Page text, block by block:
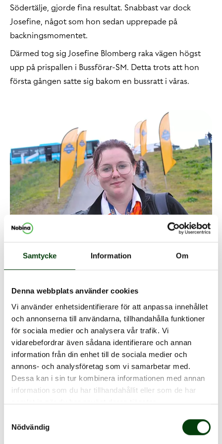
Samtycke Information Om
Denna webbplats använder cookies
Vi använder enhetsidentifierare för att anpassa innehållet
och annonserna till användarna, tillhandahålla funktioner
för sociala medier och analysera vår trafik. Vi
vidarebefordrar även sådana identifierare och annan
information från din enhet till de sociala medier och
annons- och analysföretag som vi samarbetar med.
Dessa kan i sin tur kombinera informationen med annan
information som du har tillhandahållit eller som de har
samlat in när du har använt deras tjänster.
Nödvändig
Södertälje, gjorde fina resultat. Snabbast var dock
Josefine, något som hon sedan upprepade på
backningsmomentet.
Därmed tog sig Josefine Blomberg raka vägen högst
upp på prispallen i Bussförar-SM. Detta trots att hon
första gången satte sig bakom en bussratt i våras.
Josefin Blomberg, guldmedaljör Bussförar-SM 2024 och
Nobinaförare
- Det känns fantastiskt! I början var det nervöst, men
när vi kom igång och jag kände att jag kunde göra mitt
yttersta i alla moment så släppte det. Den här dagen
har varit så spännande, utvecklande och fantastisk, och
när jag hörde att jag hamnade på pallen så var det bara